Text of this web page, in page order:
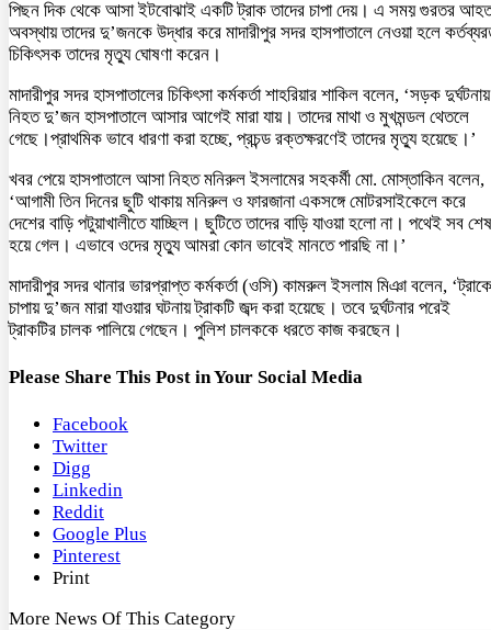
পিছন দিক থেকে আসা ইটবোঝাই একটি ট্রাক তাদের চাপা দেয়। এ সময় গুরতর
অবস্থায় তাদের দু’জনকে উদ্ধার করে মাদারীপুর সদর হাসপাতালে নেওয়া হলে
চিকিৎসক তাদের মৃত্যু ঘোষণা করেন।
মাদারীপুর সদর হাসপাতালের চিকিৎসা কর্মকর্তা শাহরিয়ার শাকিল বলেন, ‘সড়ক দুর্ঘটনায়
নিহত দু’জন হাসপাতালে আসার আগেই মারা যায়। তাদের মাথা ও মুখমন্ডল থেতলে
গেছে।প্রাথমিক ভাবে ধারণা করা হচ্ছে, প্রচন্ড রক্তক্ষরণেই তাদের মৃত্যু হয়েছে।’
খবর পেয়ে হাসপাতালে আসা নিহত মনিরুল ইসলামের সহকর্মী মো. মোস্তাকিন বলেন,
‘আগামী তিন দিনের ছুটি থাকায় মনিরুল ও ফারজানা একসঙ্গে মোটরসাইকেলে করে
দেশের বাড়ি পটুয়াখালীতে যাচ্ছিল। ছুটিতে তাদের বাড়ি যাওয়া হলো না। পথেই সব শেষ
হয়ে গেল। এভাবে ওদের মৃত্যু আমরা কোন ভাবেই মানতে পারছি না।’
মাদারীপুর সদর থানার ভারপ্রাপ্ত কর্মকর্তা (ওসি) কামরুল ইসলাম মিঞা বলেন,
চাপায় দু’জন মারা যাওয়ার ঘটনায় ট্রাকটি জব্দ করা হয়েছে। তবে দুর্ঘটনার পরেই
ট্রাকটির চালক পালিয়ে গেছেন। পুলিশ চালককে ধরতে কাজ করছেন।
Please Share This Post in Your Social Media
Facebook
Twitter
Digg
Linkedin
Reddit
Google Plus
Pinterest
Print
More News Of This Category